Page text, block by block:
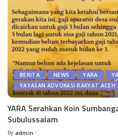
BERITA NEWS YARA
YAYASAN ADVOKASI RAKYAT ACEH
YARA Serahkan Koin
Subulussalam
by admin